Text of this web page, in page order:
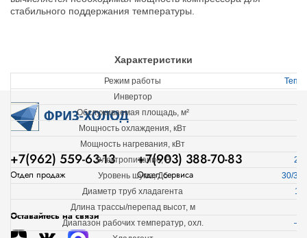
стабильного поддержания температуры.
Характеристики
Режим работы
Инвертор
Обслуживаемая площадь, м²
Мощность охлаждения, кВт
Мощность нагревания, кВт
Электропитание, В
Уровень шума, Дб
30/33/
Диаметр труб хладагента
1/
Длина трассы/перепад высот, м
Диапазон рабочих температур, охл.
+7(962) 559-63-13
Отдел продаж
+7(903) 388-70-83
Отдел сервиса
Оставайтесь на связи